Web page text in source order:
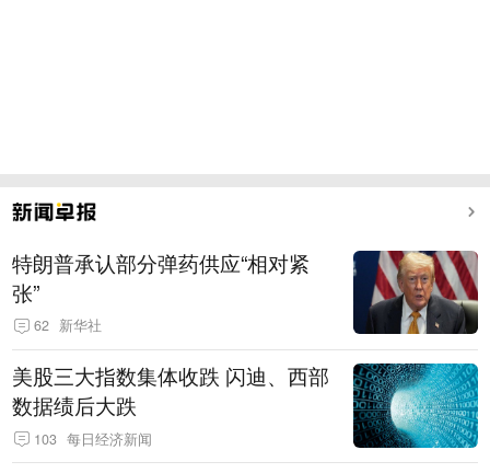
特朗普承认部分弹药供应“相对紧
张”
62 新华社
美股三大指数集体收跌 闪迪、西部
数据绩后大跌
103 每日经济新闻